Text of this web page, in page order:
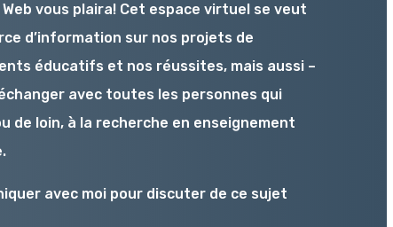
vous plaira! Cet espace virtuel se veut
d’information sur nos projets de
éducatifs et nos réussites, mais aussi –
avec toutes les personnes qui
de loin, à la recherche en enseignement
avec moi pour discuter de ce sujet